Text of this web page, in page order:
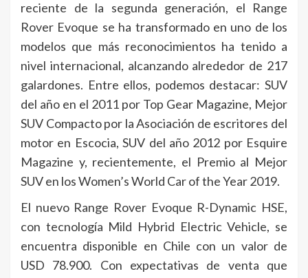
reciente de la segunda generación, el Range
Rover Evoque se ha transformado en uno de los
modelos que más reconocimientos ha tenido a
nivel internacional, alcanzando alrededor de 217
galardones. Entre ellos, podemos destacar: SUV
del año en el 2011 por Top Gear Magazine, Mejor
SUV Compacto por la Asociación de escritores del
motor en Escocia, SUV del año 2012 por Esquire
Magazine y, recientemente, el Premio al Mejor
SUV en los Women’s World Car of the Year 2019.
El nuevo Range Rover Evoque R-Dynamic HSE,
con tecnología Mild Hybrid Electric Vehicle, se
encuentra disponible en Chile con un valor de
USD 78.900. Con expectativas de venta que